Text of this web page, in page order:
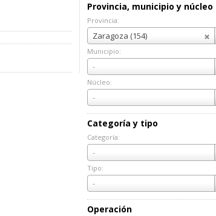
Provincia, municipio y núcleo
Provincia:
Zaragoza (154)
Provincia:
Municipio:
-
Municipio:
Núcleo:
-
Núcleo:
Categoría y tipo
Categoría:
-
Categoría:
Tipo:
-
Tipo:
Operación